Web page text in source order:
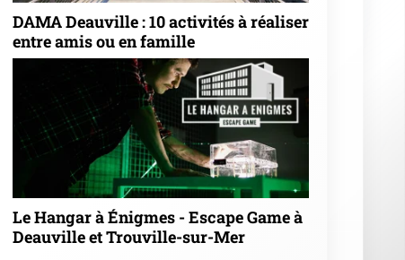
DAMA Deauville : 10 activités à réaliser
entre amis ou en famille
Le Hangar à Énigmes - Escape Game à
Deauville et Trouville-sur-Mer